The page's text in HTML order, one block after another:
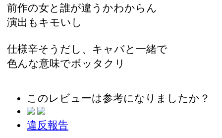
前作の女と誰が違うかわからん
演出もキモいし
仕様辛そうだし、キャバと一緒で
色んな意味でボッタクリ
このレビューは参考になりましたか？
違反報告